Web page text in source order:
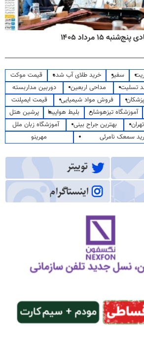
۱۵ مرداد ۱۴۰۵
سفیر خرید طلای آب شده
قیمت موکت
تسلیت مداحی اربعین
دوربین مداربسته
فروش مواد شیمیایی
قیمت ایمپلنت
آموزشگاه تیزهوشان بلیط هواپیما
پرشین هتل
بهترین جراح بینی
آموزشگاه زبان ملل
سمعک نامرئی
مهرینو